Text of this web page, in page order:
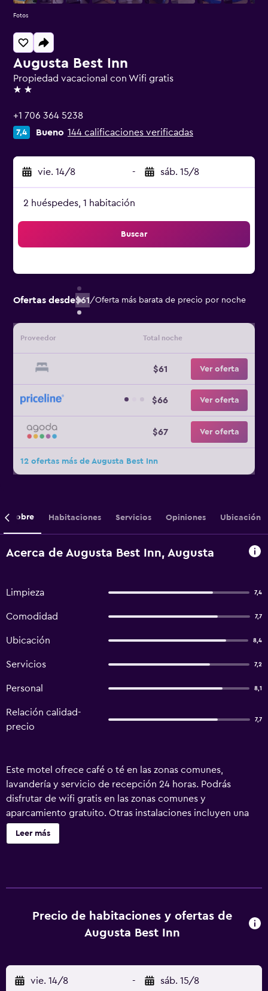
Augusta Best Inn
Propiedad vacacional con Wifi gratis
2 estrellas
+1 706 364 5238
7,4 Bueno 144 calificaciones verificadas
vie. 14/8 - sáb. 15/8
2 huéspedes, 1 habitación
Buscar
Ofertas desde$61/Oferta más barata de precio por noche
Proveedor Total noche
$61 Ver oferta
$66 Ver oferta
$67 Ver oferta
12 ofertas más de Augusta Best Inn
Fotos
Sobre Habitaciones Servicios Opiniones Ubicación
Acerca de Augusta Best Inn, Augusta
Limpieza 7,4
Comodidad 7,7
Ubicación 8,4
Servicios 7,2
Personal 8,1
Relación calidad-
precio
7,7
Este motel ofrece café o té en las zonas comunes,
lavandería y servicio de recepción 24 horas. Podrás
disfrutar de wifi gratis en las zonas comunes y
aparcamiento gratuito. Otras instalaciones incluyen una
máquina expendedora. Se ofrece un servicio de limpieza a
petición. Augusta Best Inn ofrece 46 alojamientos con
microondas. Los baños están equipados con ducha y
bañera combinadas. Los huéspedes pueden navegar por la
escritorio y teléfono; las llamadas locales y de larga
distancia son gratuitas (pueden existir restricciones). Es
Leer más
Precio de habitaciones y ofertas de
Augusta Best Inn
vie. 14/8 - sáb. 15/8